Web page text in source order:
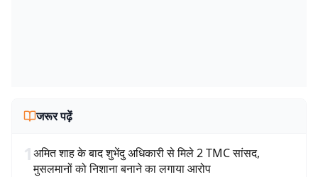
जरूर पढ़ें
1अमित शाह के बाद शुभेंदु अधिकारी से मिले 2 TMC सांसद,
मुसलमानों को निशाना बनाने का लगाया आरोप